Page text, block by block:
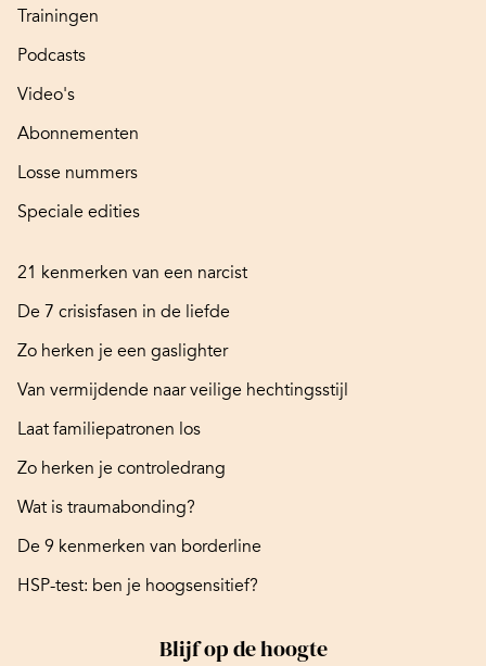
Trainingen
Podcasts
Video's
Abonnementen
Losse nummers
Speciale edities
21 kenmerken van een narcist
De 7 crisisfasen in de liefde
Zo herken je een gaslighter
Van vermijdende naar veilige hechtingsstijl
Laat familiepatronen los
Zo herken je controledrang
Wat is traumabonding?
De 9 kenmerken van borderline
HSP-test: ben je hoogsensitief?
Blijf op de hoogte